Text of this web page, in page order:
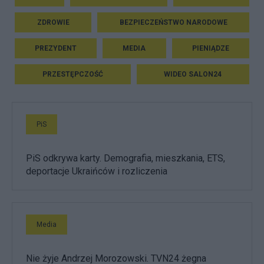
ZDROWIE BEZPIECZEŃSTWO NARODOWE
PREZYDENT MEDIA PIENIĄDZE
PRZESTĘPCZOŚĆ WIDEO SALON24
PiS
PiS odkrywa karty. Demografia, mieszkania, ETS,
deportacje Ukraińców i rozliczenia
Media
Nie żyje Andrzej Morozowski. TVN24 żegna